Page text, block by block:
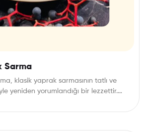
Sarma
klasik yaprak sarmasının tatlı ve
yeniden yorumlandığı bir lezzettir.…